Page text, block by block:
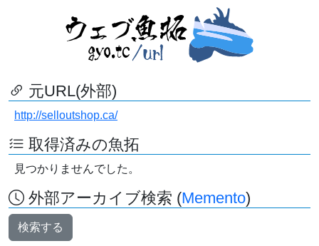
元URL(外部)
http://selloutshop.ca/
取得済みの魚拓
見つかりませんでした。
外部アーカイブ検索 (Memento)
検索する